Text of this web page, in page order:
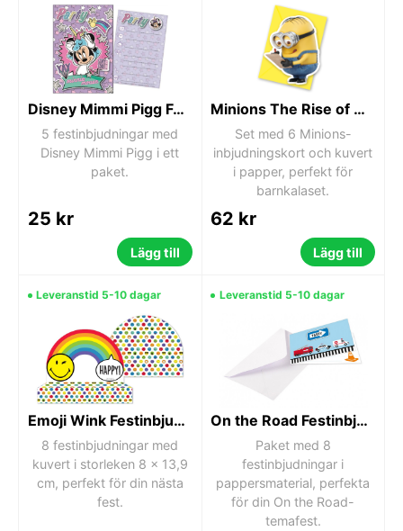
Disney Mimmi Pigg Festinbjudan
5 festinbjudningar med
Disney Mimmi Pigg i ett
paket.
25 kr
Lägg till
Minions The Rise of Gru inbjudningskort 6-pack
Set med 6 Minions-
inbjudningskort och kuvert
i papper, perfekt för
barnkalaset.
62 kr
Lägg till
Leveranstid 5-10 dagar
Emoji Wink Festinbjudan 8 st
8 festinbjudningar med
kuvert i storleken 8 x 13,9
cm, perfekt för din nästa
fest.
Leveranstid 5-10 dagar
On the Road Festinbjudan, paket med 8
Paket med 8
festinbjudningar i
pappersmaterial, perfekta
för din On the Road-
temafest.